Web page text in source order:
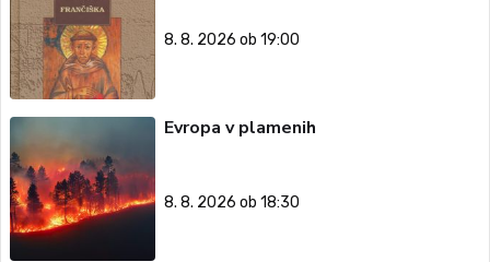
8. 8. 2026 ob 19:00
Evropa v plamenih
8. 8. 2026 ob 18:30